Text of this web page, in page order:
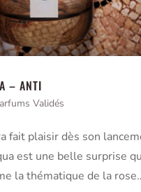
– ANTI
Validés
fait plaisir dès son
est une belle surprise
la thématique de la